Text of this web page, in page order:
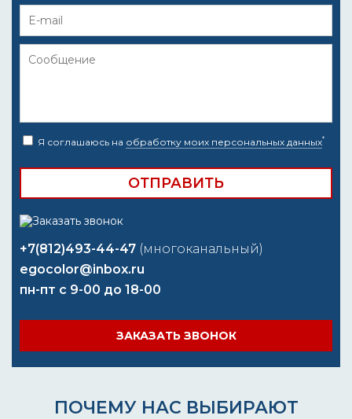
Я соглашаюсь на обработку моих персональных данных*
+7(812)493-44-47 (многоканальный)
egocolor@inbox.ru
пн-пт с 9-00 до 18-00
ЗАКАЗАТЬ ЗВОНОК
ПОЧЕМУ НАС ВЫБИРАЮТ